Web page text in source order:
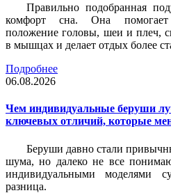
Правильно подобранная
комфорт сна. Она помогает
положение головы, шеи и плеч,
в мышцах и делает отдых более
Подробнее
06.08.2026
Чем индивидуальные беруши
ключевых отличий, которые
Беруши давно стали
шума, но далеко не все
индивидуальными моделями
разница.